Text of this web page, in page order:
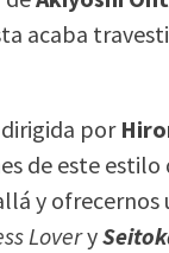
acaba
por
de este
y
Lovery